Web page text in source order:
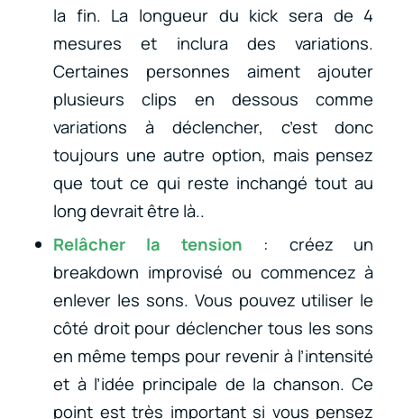
la fin. La longueur du kick sera de 4
mesures et inclura des variations.
Certaines personnes aiment ajouter
plusieurs clips en dessous comme
variations à déclencher, c’est donc
toujours une autre option, mais pensez
que tout ce qui reste inchangé tout au
long devrait être là..
Relâcher la tension : créez un
breakdown improvisé ou commencez à
enlever les sons. Vous pouvez utiliser le
côté droit pour déclencher tous les sons
en même temps pour revenir à l’intensité
et à l’idée principale de la chanson. Ce
point est très important si vous pensez